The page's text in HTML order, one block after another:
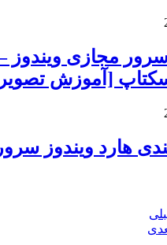
سرور مجازی ویندوز
[آموزش
هارد ویندوز سرور